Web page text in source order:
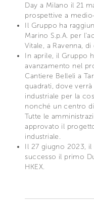
Day a Milano il 21
prospettive a
Il Gruppo ha
Marino S.p.A. per
Vitale, a Ravenna,
In aprile, il Gruppo
avanzamento nel
Cantiere Belleli a
quadrati, dove
industriale per la
nonché un centro
Tutte le
approvato il
industriale.
Il 27 giugno 2023,
successo il primo
HKEX.